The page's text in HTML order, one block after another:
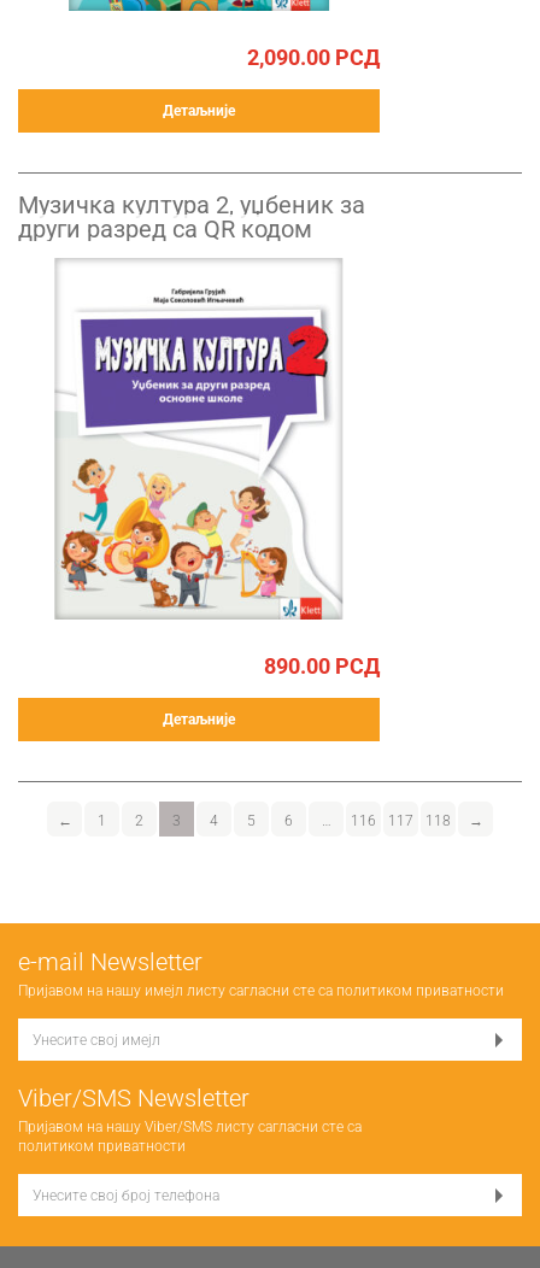
2,090.00 РСД
Детаљније
Музичка култура 2, уџбеник за
други разред са QR кодом
890.00 РСД
Детаљније
← 1 2 3 4 5 6 116 117 118 →
е-mail Newsletter
Пријавом на нашу имејл листу сагласни сте са политиком приватности
Viber/SMS Newsletter
Пријавом на нашу Viber/SMS листу сагласни сте са
политиком приватности